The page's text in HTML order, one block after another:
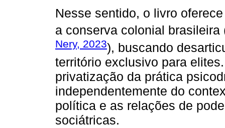
Nesse sentido, o livro
a conserva colonial brasileira
Nery, 2023), buscando
território exclusivo para
privatização da prática
independentemente do
política e as relações de
sociátricas.